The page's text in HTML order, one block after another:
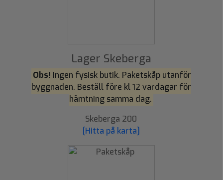
Lager Skeberga
Obs! Ingen fysisk butik. Paketskåp utanför
byggnaden. Beställ före kl 12 vardagar för
hämtning samma dag.
Skeberga 200
[Hitta på karta]